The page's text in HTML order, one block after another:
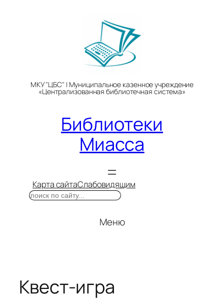
МКУ "ЦБС" | Муниципальное казенное учреждение
«Централизованная библиотечная система»
Библиотеки
Миасса
Карта сайтаСлабовидящим
Поиск
Меню
Квест-игра